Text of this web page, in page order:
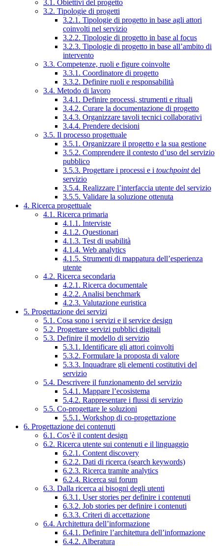
3.1. Obiettivi del progetto
3.2. Tipologie di progetti
3.2.1. Tipologie di progetto in base agli attori
coinvolti nel servizio
3.2.2. Tipologie di progetto in base al focus
3.2.3. Tipologie di progetto in base all’ambito di
intervento
3.3. Competenze, ruoli e figure coinvolte
3.3.1. Coordinatore di progetto
3.3.2. Definire ruoli e responsabilità
3.4. Metodo di lavoro
3.4.1. Definire processi, strumenti e rituali
3.4.2. Curare la documentazione di progetto
3.4.3. Organizzare tavoli tecnici collaborativi
3.4.4. Prendere decisioni
3.5. Il processo progettuale
3.5.1. Organizzare il progetto e la sua gestione
3.5.2. Comprendere il contesto d’uso del servizio
pubblico
3.5.3. Progettare i processi e i touchpointdel
servizio
3.5.4. Realizzare l’interfaccia utente del servizio
3.5.5. Validare la soluzione ottenuta
4. Ricerca progettuale
4.1. Ricerca primaria
4.1.1. Interviste
4.1.2. Questionari
4.1.3. Test di usabilità
4.1.4. Web analytics
4.1.5. Strumenti di mappatura dell’esperienza
utente
4.2. Ricerca secondaria
4.2.1. Ricerca documentale
4.2.2. Analisi benchmark
4.2.3. Valutazione euristica
5. Progettazione dei servizi
5.1. Cosa sono i servizi e il service design
5.2. Progettare servizi pubblici digitali
5.3. Definire il modello di servizio
5.3.1. Identificare gli attori coinvolti
5.3.2. Formulare la proposta di valore
5.3.3. Inquadrare gli elementi costitutivi del
servizio
5.4. Descrivere il funzionamento del servizio
5.4.1. Mappare l’ecosistema
5.4.2. Rappresentare i flussi di servizio
5.5. Co-progettare le soluzioni
5.5.1. Workshop di co-progettazione
6. Progettazione dei contenuti
6.1. Cos’è il content design
6.2. Ricerca utente sui contenuti e il linguaggio
6.2.1. Content discovery
6.2.2. Dati di ricerca (search keywords)
6.2.3. Ricerca tramite analytics
6.2.4. Ricerca sui forum
6.3. Dalla ricerca ai bisogni degli utenti
6.3.1. User stories per definire i contenuti
6.3.2. Job stories per definire i contenuti
6.3.3. Criteri di accettazione
6.4. Architettura dell’informazione
6.4.1. Definire l’architettura dell’informazione
6.4.2. Alberatura